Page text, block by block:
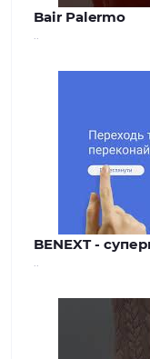
Bair Palermo
BENEXT -